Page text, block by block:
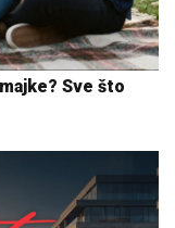
Sve što